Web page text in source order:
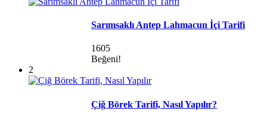
Sarımsaklı Antep Lahmacun İçi Tarifi
1605
Beğeni!
2
Çiğ Börek Tarifi, Nasıl Yapılır?